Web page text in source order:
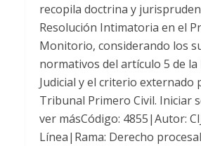
recopila doctrina y
Resolución Intimatoria en el
Monitorio, considerando los
normativos del artículo 5 de la
Judicial y el criterio externado
Tribunal Primero Civil. Iniciar
ver másCódigo: 4855|Autor:
Línea|Rama: Derecho procesal